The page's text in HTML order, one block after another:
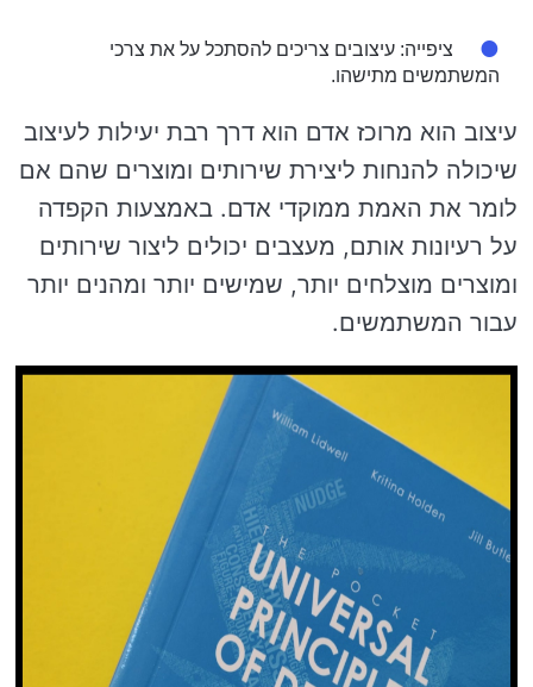
ציפייה: עיצובים צריכים להסתכל על את צרכי
המשתמשים מתישהו.
עיצוב הוא מרוכז אדם הוא דרך רבת יעילות לעיצוב
שיכולה להנחות ליצירת שירותים ומוצרים שהם אם
לומר את האמת ממוקדי אדם. באמצעות הקפדה
על רעיונות אותם, מעצבים יכולים ליצור שירותים
ומוצרים מוצלחים יותר, שמישים יותר ומהנים יותר
עבור המשתמשים.